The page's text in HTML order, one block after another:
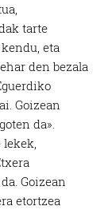
tarte
eta
den bezala
Goizean
da».
Goizean
etortzea